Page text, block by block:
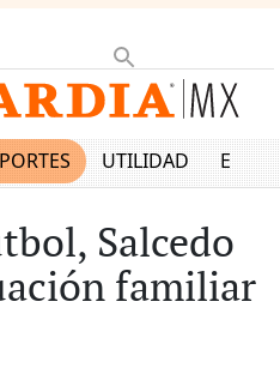
UTILIDAD
Salcedo
familiar